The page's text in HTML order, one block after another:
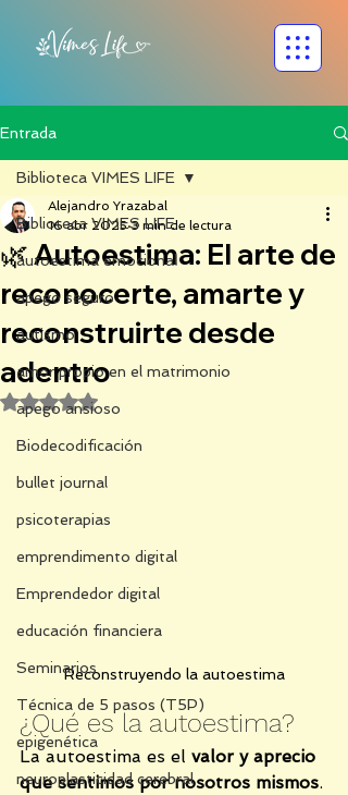
Entrada
Biblioteca VIMES LIFE
autoestima emocional
apego seguro
autismo
amor propio en el matrimonio
apego ansioso
Biodecodificación
bullet journal
psicoterapias
emprendimento digital
Emprendedor digital
educación financiera
Seminarios
Técnica de 5 pasos (T5P)
epigenética
neuroplasticidad cerebral
Biblioteca VIMES LIFE
🌿 Autoestima: El arte de
reconocerte, amarte y
reconstruirte desde
adentro
Alejandro Yrazabal
16 abr 2025 3 min de lectura
Obtuvo NaN de 5 estrellas.
Reconstruyendo la autoestima
¿Qué es la autoestima?
La autoestima es el valor y aprecio
que sentimos por nosotros mismos.